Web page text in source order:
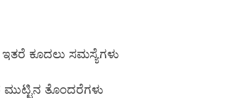
ಕೂದಲು ಸಮಸ್ಯೆಗಳು
ತೊಂದರೆಗಳು